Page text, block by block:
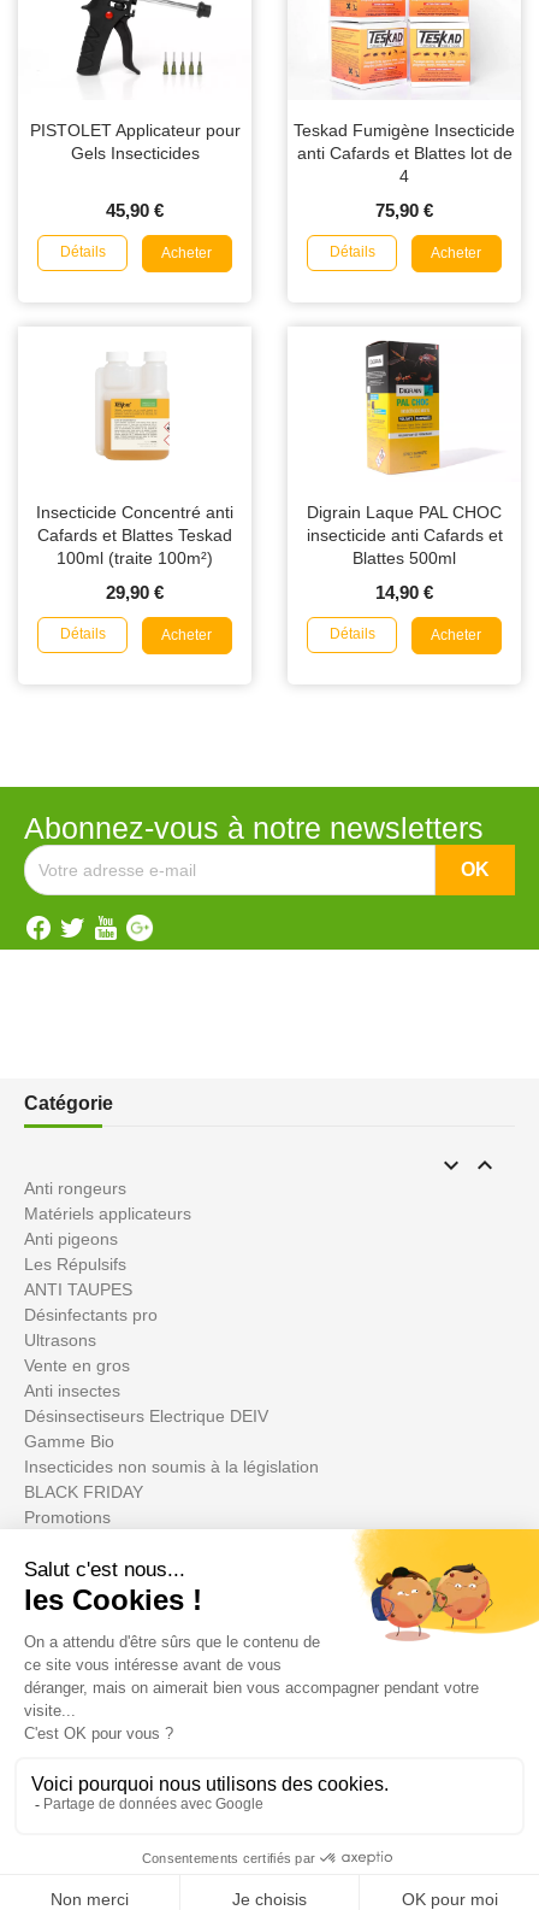
PISTOLET Applicateur pour
Gels Insecticides
45,90 €
Détails Acheter
Teskad Fumigène Insecticide
anti Cafards et Blattes lot de
4
75,90 €
Détails Acheter
Insecticide Concentré anti
Cafards et Blattes Teskad
100ml (traite 100m²)
29,90 €
Détails Acheter
Digrain Laque PAL CHOC
insecticide anti Cafards et
Blattes 500ml
14,90 €
Détails Acheter
Abonnez-vous à notre newsletters
Catégorie
 
Anti rongeurs
Matériels applicateurs
Anti pigeons
Les Répulsifs
ANTI TAUPES
Désinfectants pro
Ultrasons
Vente en gros
Anti insectes
Désinsectiseurs Electrique DEIV
Gamme Bio
Insecticides non soumis à la législation
BLACK FRIDAY
Promotions
Votre compte
Informations